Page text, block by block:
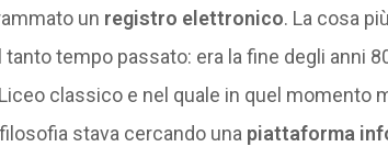
un registro elettronico. La cosa
tempo passato: era la fine degli anni
classico e nel quale in quel momento
stava cercando una piattaforma